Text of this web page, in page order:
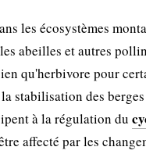
les écosystèmes
abeilles et autres
qu'herbivore pour
stabilisation des
à la régulation du
affecté par les